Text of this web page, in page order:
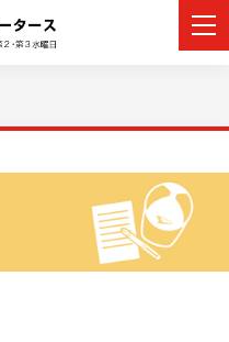
カーラインナップ
展示車・試乗車
店舗情報